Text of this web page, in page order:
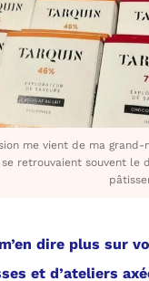
me vient de ma grand-
se retrouvaient souvent le
dire plus sur
et d’ateliers